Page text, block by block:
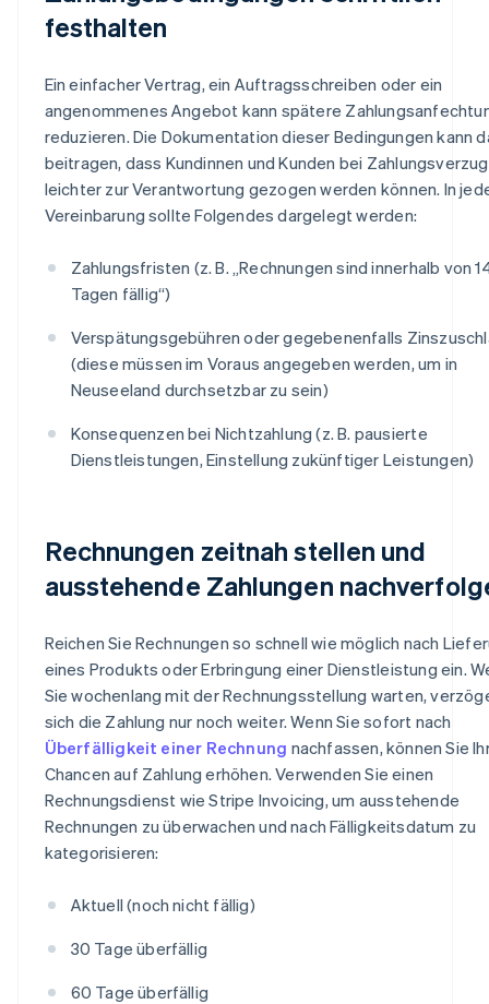
festhalten
Ein einfacher Vertrag, ein Auftragsschreiben oder ein
angenommenes Angebot kann spätere
reduzieren. Die Dokumentation dieser Bedingungen kann
beitragen, dass Kundinnen und Kunden bei Zahlungsverzug
leichter zur Verantwortung gezogen werden können. In
Vereinbarung sollte Folgendes dargelegt werden:
Zahlungsfristen (z. B. „Rechnungen sind innerhalb von
Tagen fällig“)
Verspätungsgebühren oder gegebenenfalls
(diese müssen im Voraus angegeben werden, um in
Neuseeland durchsetzbar zu sein)
Konsequenzen bei Nichtzahlung (z. B. pausierte
Dienstleistungen, Einstellung zukünftiger Leistungen)
Rechnungen zeitnah stellen und
ausstehende Zahlungen
Reichen Sie Rechnungen so schnell wie möglich nach
eines Produkts oder Erbringung einer Dienstleistung ein.
Sie wochenlang mit der Rechnungsstellung warten,
sich die Zahlung nur noch weiter. Wenn Sie sofort nach
Überfälligkeit einer Rechnung nachfassen, können Sie
Chancen auf Zahlung erhöhen. Verwenden Sie einen
Rechnungsdienst wie Stripe Invoicing, um ausstehende
Rechnungen zu überwachen und nach Fälligkeitsdatum zu
kategorisieren:
Aktuell (noch nicht fällig)
30 Tage überfällig
60 Tage überfällig